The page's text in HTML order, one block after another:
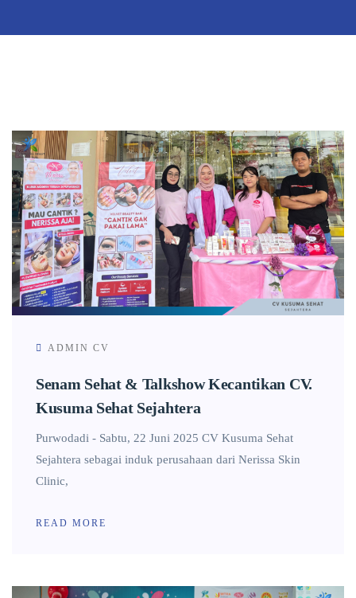
ADMIN CV
Senam Sehat & Talkshow Kecantikan CV.
Kusuma Sehat Sejahtera
Purwodadi - Sabtu, 22 Juni 2025 CV Kusuma Sehat
Sejahtera sebagai induk perusahaan dari Nerissa Skin
Clinic,
READ MORE